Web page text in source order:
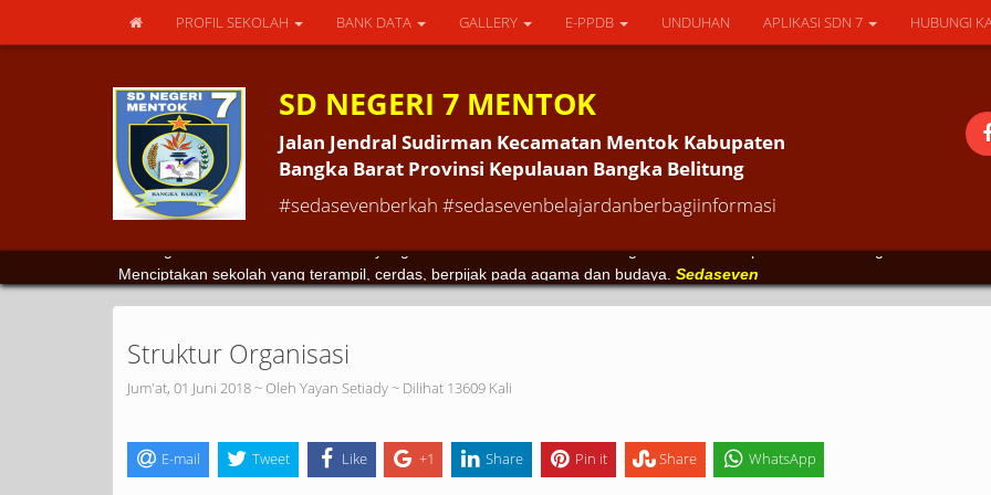
PROFIL SEKOLAH BANK DATA GALLERY E-PPDB UNDUHAN APLIKASI SDN 7 HUBUNGI
SD NEGERI 7 MENTOK
Jalan Jendral Sudirman Kecamatan Mentok Kabupaten
Bangka Barat Provinsi Kepulauan Bangka Belitung
#sedasevenberkah #sedasevenbelajardanberbagiinformasi
Menciptakan sekolah yang terampil, cerdas, berpijak pada agama dan budaya.Sedaseven
SD Negeri 7 Muntok adalah sekolah yang membentuk karakter anak bangsa serta sarana pendidikan keluarga.
Struktur Organisasi
Jum'at, 01 Juni 2018 ~ Oleh Yayan Setiady ~ Dilihat 13609 Kali
E-mail Tweet Like +1 Share Pin it Share WhatsApp